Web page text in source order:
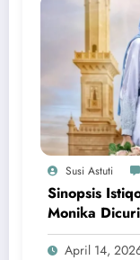
Susi Astuti
Sinopsis
Monika
April 14,